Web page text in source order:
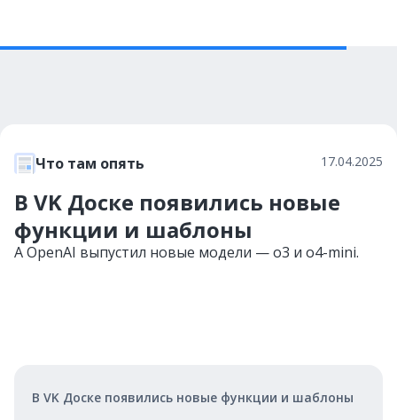
Что там опять 17.04.2025
В VK Доске появились новые
функции и шаблоны
А OpenAI выпустил новые модели — o3 и o4-mini.
В VK Доске появились новые функции и шаблоны